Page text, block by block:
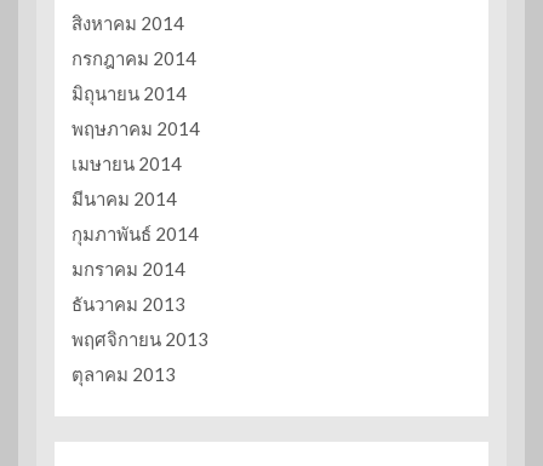
สิงหาคม 2014
กรกฎาคม 2014
มิถุนายน 2014
พฤษภาคม 2014
เมษายน 2014
มีนาคม 2014
กุมภาพันธ์ 2014
มกราคม 2014
ธันวาคม 2013
พฤศจิกายน 2013
ตุลาคม 2013